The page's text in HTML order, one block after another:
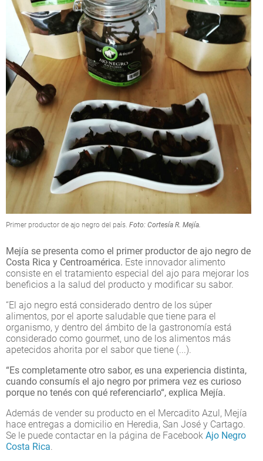
Primer productor de ajo negro del país. Foto: Cortesía R. Mejía.
Mejía se presenta como el primer productor de ajo negro de
Costa Rica y Centroamérica. Este innovador alimento
consiste en el tratamiento especial del ajo para mejorar los
beneficios a la salud del producto y modificar su sabor.
“El ajo negro está considerado dentro de los súper
alimentos, por el aporte saludable que tiene para el
organismo, y dentro del ámbito de la gastronomía está
considerado como gourmet, uno de los alimentos más
apetecidos ahorita por el sabor que tiene (...).
“Es completamente otro sabor, es una experiencia distinta,
cuando consumís el ajo negro por primera vez es curioso
porque no tenés con qué referenciarlo“, explica Mejía.
Además de vender su producto en el Mercadito Azul, Mejía
hace entregas a domicilio en Heredia, San José y Cartago.
Se le puede contactar en la página de Facebook Ajo Negro
Costa Rica.